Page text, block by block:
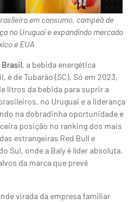
em consumo, campeã de
no Uruguai e expandindo mercado
e EUA
Brasil, a bebida energética
é de Tubarão (SC). Só em 2023,
litros da bebida para suprir a
no Uruguai e a liderança
na dobradinha oportunidade e
posição no ranking dos mais
estrangeiras Red Bull e
Sul, onde a Baly é líder absoluta.
da marca que prevê
virada da empresa familiar